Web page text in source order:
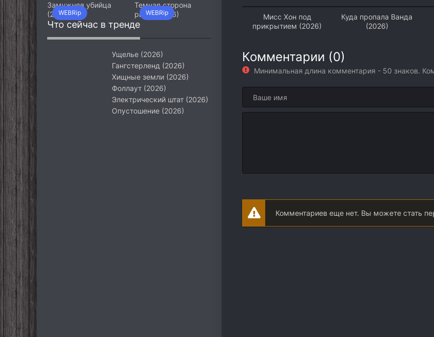
Мисс Хон под
прикрытием (2026)
Куда пропала Ванда
(2026)
Комментарии (0)
Минимальная длина комментария - 50 знаков.
Комментариев еще нет. Вы можете стать
WEBRip
Замужняя убийца
(2026)
WEBRip
Темная сторона
ринга (2026)
Что сейчас в тренде
Ущелье (2026)
Гангстерленд (2026)
Хищные земли (2026)
Фоллаут (2026)
Электрический штат (2026)
Опустошение (2026)